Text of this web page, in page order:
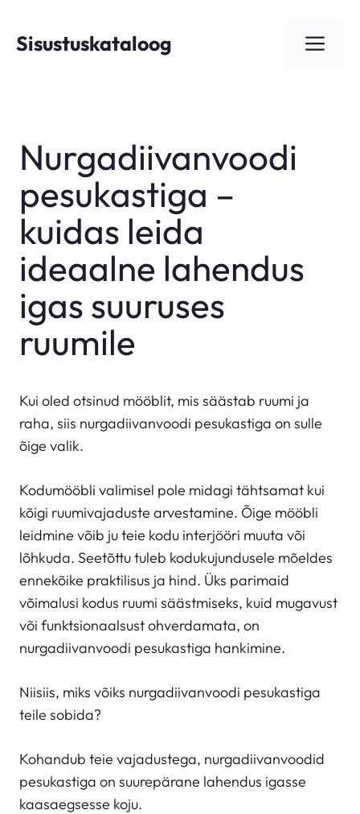
content
Sisustuskataloog
Nurgadiivanvoodi
pesukastiga –
kuidas leida
ideaalne lahendus
igas suuruses
ruumile
Kui oled otsinud mööblit, mis säästab ruumi ja
raha, siis nurgadiivanvoodi pesukastiga on sulle
õige valik.
Kodumööbli valimisel pole midagi tähtsamat kui
kõigi ruumivajaduste arvestamine. Õige mööbli
leidmine võib ju teie kodu interjööri muuta või
lõhkuda. Seetõttu tuleb kodukujundusele mõeldes
ennekõike praktilisus ja hind. Üks parimaid
võimalusi kodus ruumi säästmiseks, kuid mugavust
või funktsionaalsust ohverdamata, on
nurgadiivanvoodi pesukastiga hankimine.
Niisiis, miks võiks nurgadiivanvoodi pesukastiga
teile sobida?
Kohandub teie vajadustega, nurgadiivanvoodid
pesukastiga on suurepärane lahendus igasse
kaasaegsesse koju.